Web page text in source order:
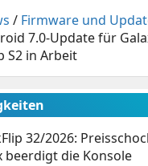
/ Firmware und
7.0-Update für
S2 in Arbeit
32/2026:
beerdigt die Konsole